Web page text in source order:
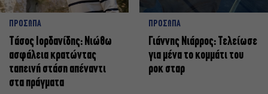
ΠΡΟΣΩΠΑ
Tάσος Ιορδανίδης: Νιώθω
ασφάλεια κρατώντας
ταπεινή στάση απέναντι
στα πράγματα
ΠΡΟΣΩΠΑ
Γιάννης Νιάρρος: Τελείωσε
για μένα το κομμάτι του
ροκ σταρ